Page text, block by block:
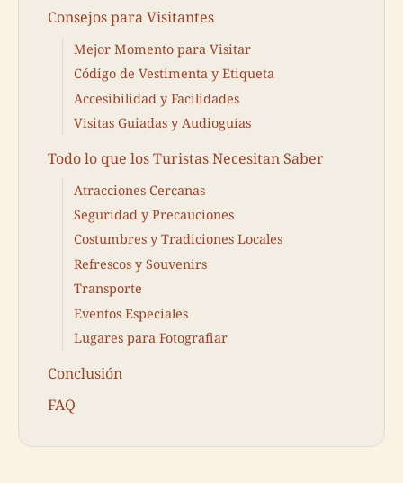
Consejos para Visitantes
Mejor Momento para Visitar
Código de Vestimenta y Etiqueta
Accesibilidad y Facilidades
Visitas Guiadas y Audioguías
Todo lo que los Turistas Necesitan Saber
Atracciones Cercanas
Seguridad y Precauciones
Costumbres y Tradiciones Locales
Refrescos y Souvenirs
Transporte
Eventos Especiales
Lugares para Fotografiar
Conclusión
FAQ